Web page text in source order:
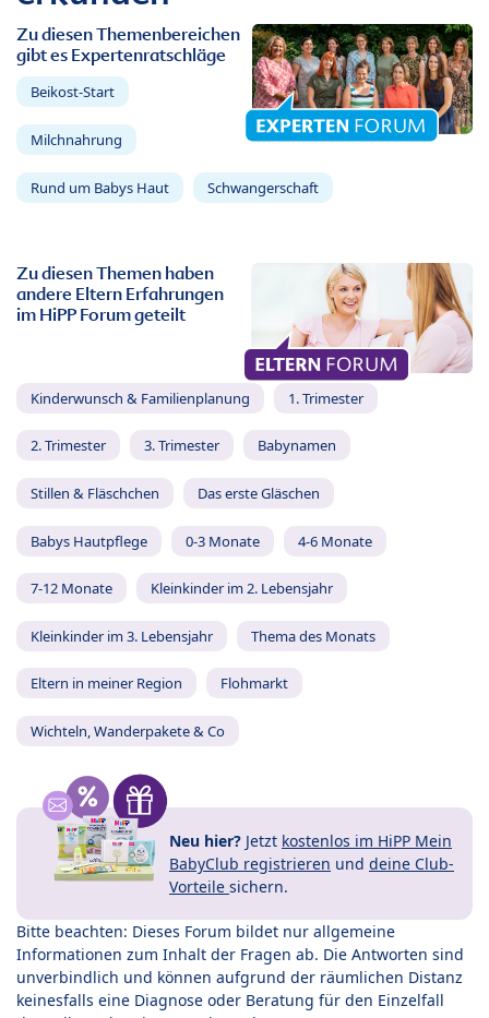
Zu diesen Themenbereichen
gibt es Expertenratschläge
Beikost-Start
Milchnahrung
Rund um Babys Haut Schwangerschaft
Zu diesen Themen haben
andere Eltern Erfahrungen
im HiPP Forum geteilt
Kinderwunsch & Familienplanung 1. Trimester
2. Trimester 3. Trimester Babynamen
Stillen & Fläschchen Das erste Gläschen
Babys Hautpflege 0-3 Monate 4-6 Monate
7-12 Monate Kleinkinder im 2. Lebensjahr
Kleinkinder im 3. Lebensjahr Thema des Monats
Eltern in meiner Region Flohmarkt
Wichteln, Wanderpakete & Co
Neu hier? Jetzt kostenlos im HiPP Mein
BabyClub registrieren und deine Club-
Vorteile sichern.
Bitte beachten: Dieses Forum bildet nur allgemeine
Informationen zum Inhalt der Fragen ab. Die Antworten sind
unverbindlich und können aufgrund der räumlichen Distanz
keinesfalls eine Diagnose oder Beratung für den Einzelfall